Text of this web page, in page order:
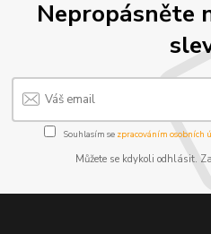
Nepropásněte
Souhlasím se zpracováním osobních
Můžete se kdykoli odhlásit.